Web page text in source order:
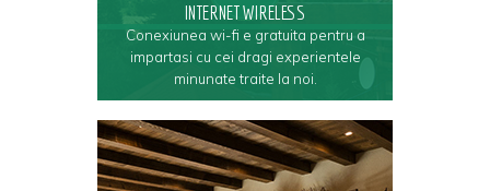
INTERNET WIRELESS
Conexiunea wi-fi e gratuita pentru a
impartasi cu cei dragi experientele
minunate traite la noi.